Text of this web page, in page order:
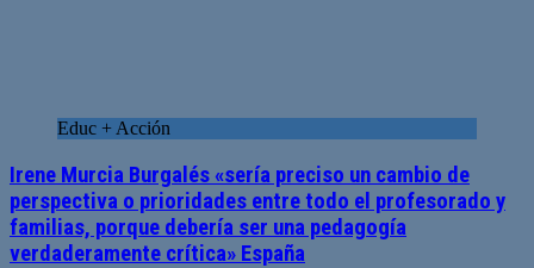
Educ + Acción
Irene Murcia Burgalés «sería preciso un cambio de
perspectiva o prioridades entre todo el profesorado y
familias, porque debería ser una pedagogía
verdaderamente crítica» España